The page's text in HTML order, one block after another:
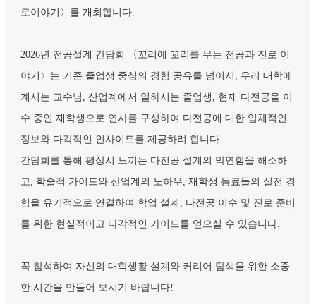
로이야기〉를 개최합니다.
2026년 전공설계 간담회 〈꼬리에 꼬리를 무는 전공과 진로 이
야기〉는 기존 졸업생 중심의 경험 공유를 넘어서, 우리 대학에
계시는 교수님, 산업계에서 일하시는 졸업생, 현재 다전공을 이
수 중인 재학생으로 연사를 구성하여 다전공에 대한 입체적인
정보와 다각적인 인사이트를 제공하려 합니다.
간담회를 통해 평상시 느끼는 다전공 설계의 막연함을 해소하
고, 학술적 가이드와 산업계의 노하우, 재학생 동료들의 실전 경
험을 유기적으로 연결하여 학업 설계, 다전공 이수 및 진로 준비
를 위한 현실적이고 다각적인 가이드를 얻으실 수 있습니다.
꼭 참석하여 자신의 대학생활 설계와 커리어 탐색을 위한 소중
한 시간을 만들어 보시기 바랍니다!